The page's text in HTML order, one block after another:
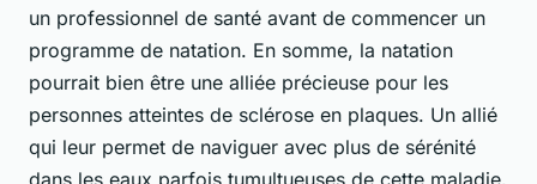
un professionnel de santé avant de commencer un
programme de natation. En somme, la natation
pourrait bien être une alliée précieuse pour les
personnes atteintes de sclérose en plaques. Un allié
qui leur permet de naviguer avec plus de sérénité